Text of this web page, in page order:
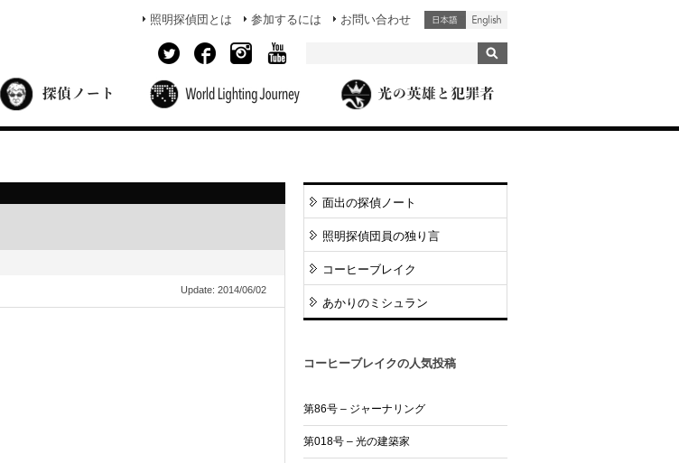
照明探偵団とは 参加するには お問い合わせ
の探偵ノート
探偵団員の独り言
ヒーブレイク
りのミシュラン
Update: 2014/06/02
面出の探偵ノート
照明探偵団員の独り言
コーヒーブレイク
あかりのミシュラン
コーヒーブレイクの人気投稿
第86号 – ジャーナリング
第018号 – 光の建築家